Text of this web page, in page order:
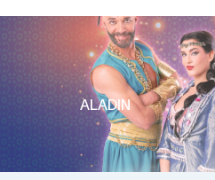
ALADIN